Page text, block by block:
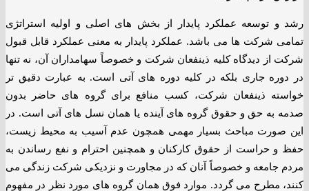
رشد و توسعه عملکرد پایدار از بخش های اصلی و اولیه استراتژی
تمامی شرکت ها می باشد. عملکرد پایدار به معنی عملکرد قابل قبول
شرکت از دیدگاه کلیه ذینفعان شرکت و خصوصاً سهامداران آن، نه تنها
در دوره جاری بلکه در کلیه دوره های آتی است. به عبارت دقیق تر
خواسته ذینفعان شرکت، کسب منافع برای گروه های حاضر بدون
صدمه به حق و حقوق گروه های آینده یا همان نسل های آتی است. در
این صورت مباحث بسیار مهمی همچون عدم آسیب به محیط زیست،
حفظ و حراست از حقوق کارکنان و همچنین احترام و نفع رساندن به
مردم جامعه و خصوصاً آنان که در مجاورت و نزدیکی شرکت زندگی می
کنند، مطرح می گردد. موارد فوق همان گروه های مورد نظر در مفهوم